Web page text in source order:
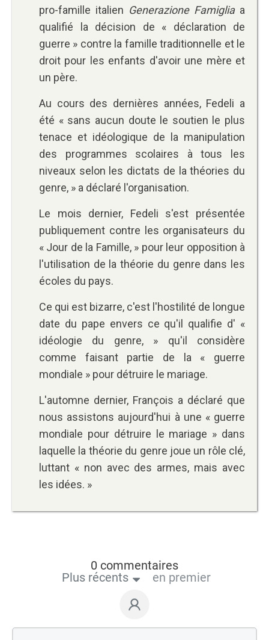
pro-famille italien Generazione Famigliaa
qualifié la décision de « déclaration de
guerre » contre la famille traditionnelle et le
droit pour les enfants d'avoir une mère et
un père.
Au cours des dernières années, Fedeli a
été « sans aucun doute le soutien le plus
tenace et idéologique de la manipulation
des programmes scolaires à tous les
niveaux selon les dictats de la théories du
genre, » a déclaré l'organisation.
Le mois dernier, Fedeli s'est présentée
publiquement contre les organisateurs du
« Jour de la Famille, » pour leur opposition à
l'utilisation de la théorie du genre dans les
écoles du pays.
Ce qui est bizarre, c'est l'hostilité de longue
date du pape envers ce qu'il qualifie d' «
idéologie du genre, » qu'il considère
comme faisant partie de la « guerre
mondiale » pour détruire le mariage.
L'automne dernier, François a déclaré que
nous assistons aujourd'hui à une « guerre
mondiale pour détruire le mariage » dans
laquelle la théorie du genre joue un rôle clé,
luttant « non avec des armes, mais avec
les idées. »
0 commentaires
Plus récents
en premier